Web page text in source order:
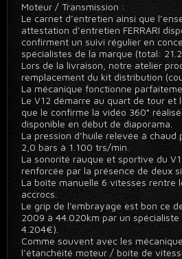
Moteur / Transmission :
Le carnet d’entretien ainsi que
attestation d’entretien FERRARI
confirment un suivi régulier en
spécialistes de la marque (total:
Lors de la livraison, notre atelier
remplacement du kit distribution
La mécanique fonctionne
Le V12 démarre au quart de tour et
que le confirme la vidéo 360°
disponible en début de diaporama.
La pression d’huile relevée à
2,0 bars à 1.100 trs/min.
La sonorité rauque et sportive du
renforcée par la présence de deux
La boîte manuelle 6 vitesses rentre
accrocs.
Le grip de l'embrayage est bon ce
2009 à 44.020km par un spécialiste
4.204€).
Comme souvent avec les
l’étanchéité moteur / boite de